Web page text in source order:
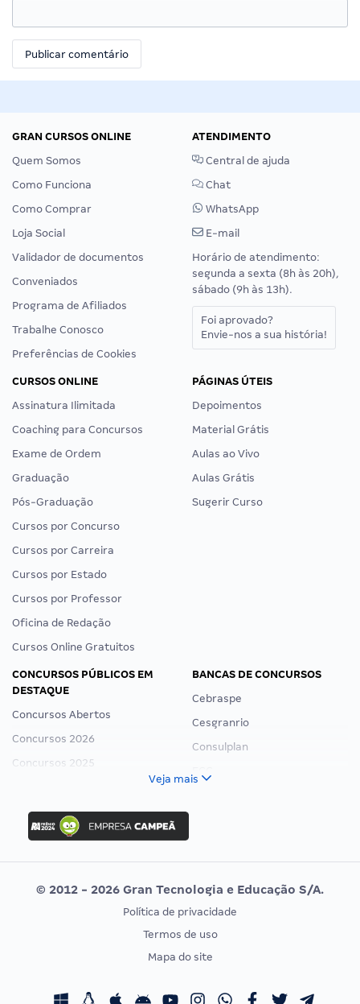
GRAN CURSOS ONLINE
Quem Somos
Como Funciona
Como Comprar
Loja Social
Validador de documentos
Conveniados
Programa de Afiliados
Trabalhe Conosco
Preferências de Cookies
ATENDIMENTO
Central de ajuda
Chat
WhatsApp
E-mail
Horário de atendimento:
segunda a sexta (8h às 20h),
sábado (9h às 13h).
Foi aprovado?
Envie-nos a sua história!
CURSOS ONLINE
Assinatura Ilimitada
Coaching para Concursos
Exame de Ordem
Graduação
Pós-Graduação
Cursos por Concurso
Cursos por Carreira
Cursos por Estado
Cursos por Professor
Oficina de Redação
Cursos Online Gratuitos
PÁGINAS ÚTEIS
Depoimentos
Material Grátis
Aulas ao Vivo
Aulas Grátis
Sugerir Curso
CONCURSOS PÚBLICOS EM
DESTAQUE
Concursos Abertos
Concursos 2026
Concursos 2025
Concurso Nacional Unificado
Concurso Ibama
Concurso MPU
Editais publicados
BANCAS DE CONCURSOS
Cebraspe
Cesgranrio
Consulplan
Vunesp
CONCURSOS POR PROFISSÃO
Concursos Fiscais
EXAME DE ORDEM
Calendário OAB
Veja mais
© 2012 - 2026 Gran Tecnologia e Educação S/A.
Política de privacidade
Termos de uso
Mapa do site